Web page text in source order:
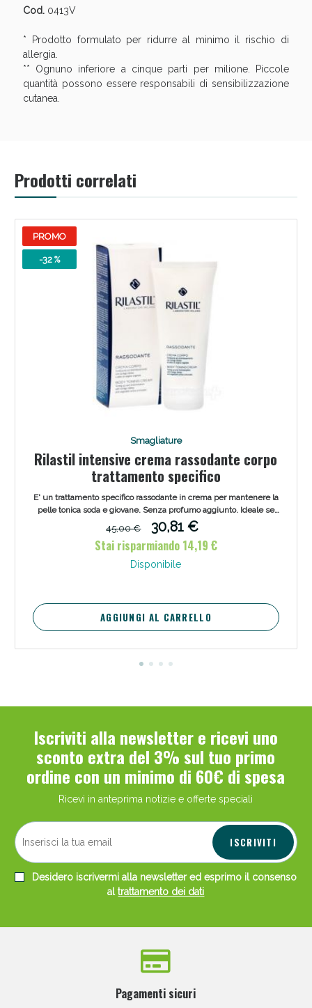
Cod.0413V
* Prodotto formulato per ridurre al minimo il rischio di
allergia.
** Ognuno inferiore a cinque parti per milione. Piccole
quantità possono essere responsabili di sensibilizzazione
cutanea.
Prodotti correlati
PROMO
-32 %
Smagliature
Rilastil intensive crema rassodante corpo
trattamento specifico
E' un trattamento specifico rassodante in crema per mantenere la
pelle tonica soda e giovane. Senza profumo aggiunto. Ideale se
utilizzata in caso di diete ipocaloriche, per prevenire cedimenti e
smagliature.
45,00 €
30,81 €
Stai risparmiando 14,19 €
Disponibile
AGGIUNGI AL CARRELLO
Iscriviti alla newsletter e ricevi uno
sconto extra del 3% sul tuo primo
ordine con un minimo di 60€ di spesa
Ricevi in anteprima notizie e offerte speciali
ISCRIVITI
Desidero iscrivermi alla newsletter ed esprimo il consenso
altrattamento dei dati
Pagamenti sicuri
Benessere Intestinale: Sconto fino al 55% valido